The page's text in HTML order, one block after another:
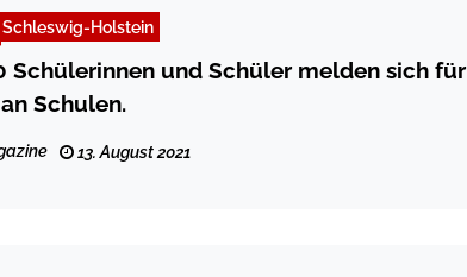
Schleswig-Holstein
Schülerinnen und Schüler melden sich für
Schulen.
13. August 2021